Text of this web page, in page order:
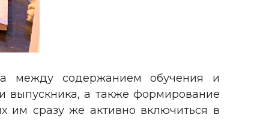
между содержанием обучения и
выпускника, а также формирование
им сразу же активно включиться в